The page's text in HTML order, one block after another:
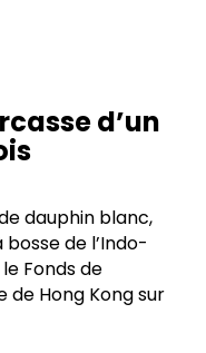
d’un
dauphin blanc,
de l’Indo-
Fonds de
Hong Kong sur